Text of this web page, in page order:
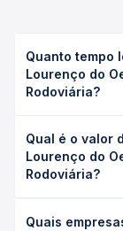
Quanto tempo
Lourenço do
Rodoviária?
Florianópolis,
podendo variar
(convencional,
Qual é o valor
Lourenço do
Rodoviária?
Oeste, SC para
Quais